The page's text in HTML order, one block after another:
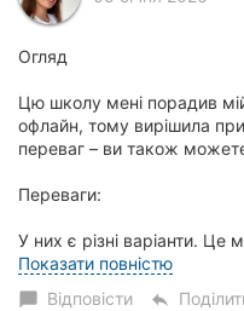
Огляд
Цю школу мені порадив
офлайн, тому вирішила
переваг – ви також
Переваги:
У них є різні варіанти. Це
групи або мі...
Показати повністю
chat_bubble Відповісти reply